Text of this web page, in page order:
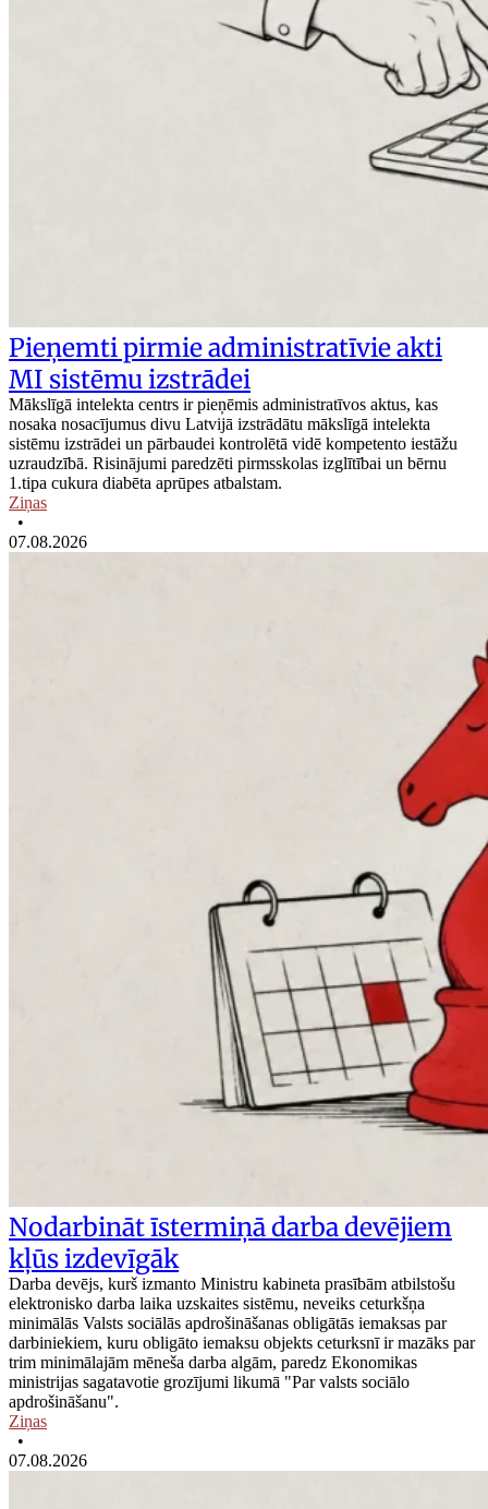
Pieņemti pirmie administratīvie akti
MI sistēmu izstrādei
Mākslīgā intelekta centrs ir pieņēmis administratīvos aktus, kas
nosaka nosacījumus divu Latvijā izstrādātu mākslīgā intelekta
sistēmu izstrādei un pārbaudei kontrolētā vidē kompetento iestāžu
uzraudzībā. Risinājumi paredzēti pirmsskolas izglītībai un bērnu
1.tipa cukura diabēta aprūpes atbalstam.
Ziņas
•
07.08.2026
Nodarbināt īstermiņā darba devējiem
kļūs izdevīgāk
Darba devējs, kurš izmanto Ministru kabineta prasībām atbilstošu
elektronisko darba laika uzskaites sistēmu, neveiks ceturkšņa
minimālās Valsts sociālās apdrošināšanas obligātās iemaksas par
darbiniekiem, kuru obligāto iemaksu objekts ceturksnī ir mazāks par
trim minimālajām mēneša darba algām, paredz Ekonomikas
ministrijas sagatavotie grozījumi likumā "Par valsts sociālo
apdrošināšanu".
Ziņas
•
07.08.2026